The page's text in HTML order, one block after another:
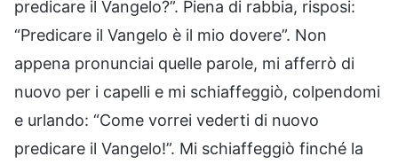
predicare il Vangelo?”. Piena di rabbia, risposi:
“Predicare il Vangelo è il mio dovere”. Non
appena pronunciai quelle parole, mi afferrò di
nuovo per i capelli e mi schiaffeggiò, colpendomi
e urlando: “Come vorrei vederti di nuovo
predicare il Vangelo!”. Mi schiaffeggiò finché la